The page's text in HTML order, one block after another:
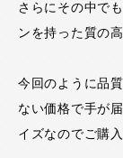
さらにその中で
ンを持った質の
今回のように品
ない価格で手が
イズなのでご購